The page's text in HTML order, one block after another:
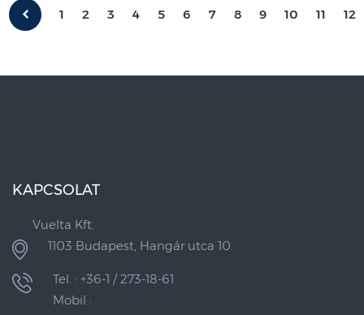
1 2 3 4 5 6 7 8 9 10 11 12
KAPCSOLAT
Vuelta Kft.
1103 Budapest, Hangár utca 10.
Tel. : +36-1 / 273-18-61
Mobil :